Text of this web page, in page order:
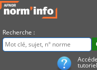
Recherche :